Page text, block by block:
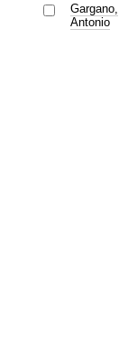
Gargano,
Antonio